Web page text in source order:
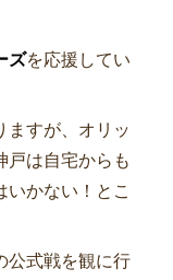
ズを応援してい
ますが、オリッ
戸は自宅からも
かない！とこ
公式戦を観に行